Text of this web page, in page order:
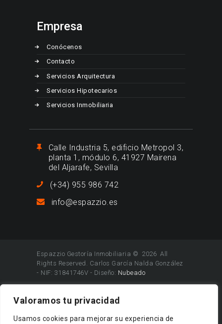
Valoramos tu privacidad
Usamos cookies para mejorar su experiencia de
Empresa
Conócenos
Contacto
Servicios Arquitectura
Servicios Hipotecarios
Servicios Inmobiliaria
Calle Industria 5, edificio Metropol 3,
planta 1, módulo 6, 41927 Mairena
del Aljarafe, Sevilla
(+34) 955 986 742
info@espazzio.es
Espazzio Gestoría Inmobiliaria © 2026 All
Rights Reserved. Carlos García Nalda González
- NIF: 31841746V - Diseño: Nubeado